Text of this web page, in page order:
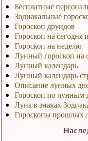
Бесплатные
Зодиакальные
Гороскоп друидов
Гороскоп на сегодня
Гороскоп на неделю
Лунный гороскоп на
Лунный календарь
Лунный календарь
Описание лунных
Гороскоп по лунным
Луна в знаках
Гороскопы прошлых